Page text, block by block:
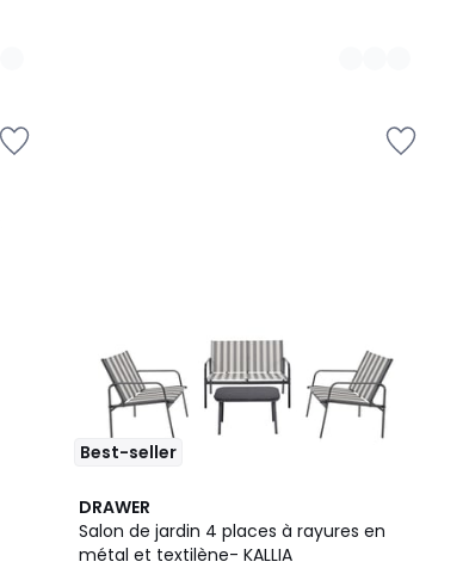
Best-seller
DRAWER
Salon de jardin 4 places à rayures en
métal et textilène- KALLIA